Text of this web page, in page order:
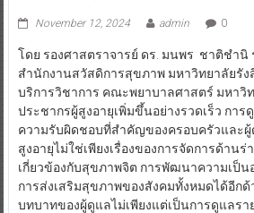
November 12, 2024 admin 0
โดย รองศาสตราจารย์ ดร. มนพร ชาติชำนิ
สำนักงานสวัสดิการสุขภาพ มหาวิทยาลัยรั
บริการวิชาการ คณะพยาบาลศาสตร์ มหาวิ
ประชากรผู้สูงอายุเพิ่มขึ้นอย่างรวดเร็ว การ
ความรับผิดชอบที่สำคัญของครอบครัวและผู้
สูงอายุไม่ใช่เพียงเรื่องของการจัดการด้านร่
เกี่ยวข้องกับสุขภาพจิต การพัฒนาความเป็น
การส่งเสริมสุขภาพของสังคมทั้งหมดได้อีกด้
บทบาทของผู้ดูแลไม่เพียงแต่เป็นการดูแลรา